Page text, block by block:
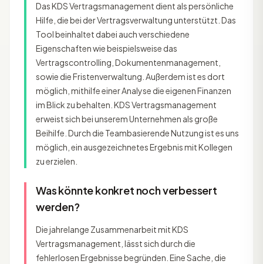
Das KDS Vertragsmanagement dient als persönliche
Hilfe, die bei der Vertragsverwaltung unterstützt. Das
Tool beinhaltet dabei auch verschiedene
Eigenschaften wie beispielsweise das
Vertragscontrolling, Dokumentenmanagement,
sowie die Fristenverwaltung. Außerdem ist es dort
möglich, mithilfe einer Analyse die eigenen Finanzen
im Blick zu behalten. KDS Vertragsmanagement
erweist sich bei unserem Unternehmen als große
Beihilfe. Durch die Teambasierende Nutzung ist es uns
möglich, ein ausgezeichnetes Ergebnis mit Kollegen
zu erzielen.
Was könnte konkret noch verbessert
werden?
Die jahrelange Zusammenarbeit mit KDS
Vertragsmanagement, lässt sich durch die
fehlerlosen Ergebnisse begründen. Eine Sache, die